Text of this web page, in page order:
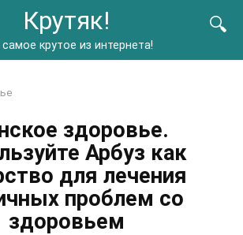
Крутяк!
самое крутое из интернета!
здоровье.
Арбуз как
для лечения
проблем со
здоровьем